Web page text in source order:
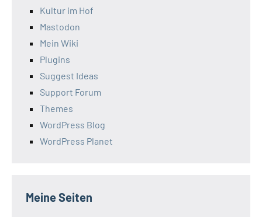
Kultur im Hof
Mastodon
Mein Wiki
Plugins
Suggest Ideas
Support Forum
Themes
WordPress Blog
WordPress Planet
Meine Seiten